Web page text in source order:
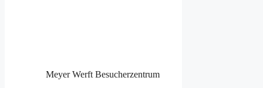
Meyer Werft Besucherzentrum